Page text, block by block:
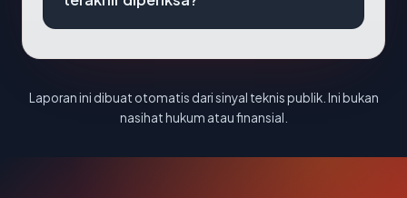
Laporan ini dibuat otomatis dari sinyal teknis publik. Ini bukan
nasihat hukum atau finansial.